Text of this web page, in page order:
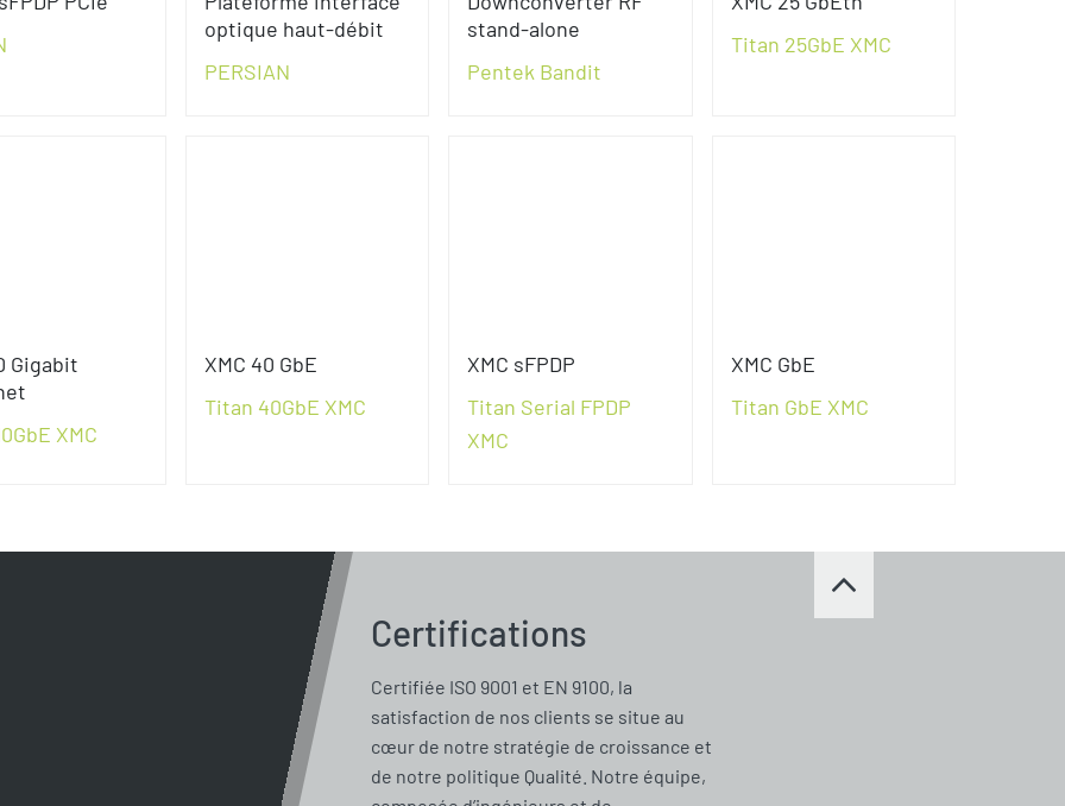
optique haut-débit
PERSIAN
stand-alone
Pentek Bandit
Titan 25GbE XMC
Gigabit
XMC
XMC 40 GbE
Titan 40GbE XMC
XMC sFPDP
Titan Serial FPDP
XMC
XMC GbE
Titan GbE XMC
Certifications
Certifiée ISO 9001 et EN 9100, la
satisfaction de nos clients se situe au
cœur de notre stratégie de croissance et
de notre politique Qualité. Notre équipe,